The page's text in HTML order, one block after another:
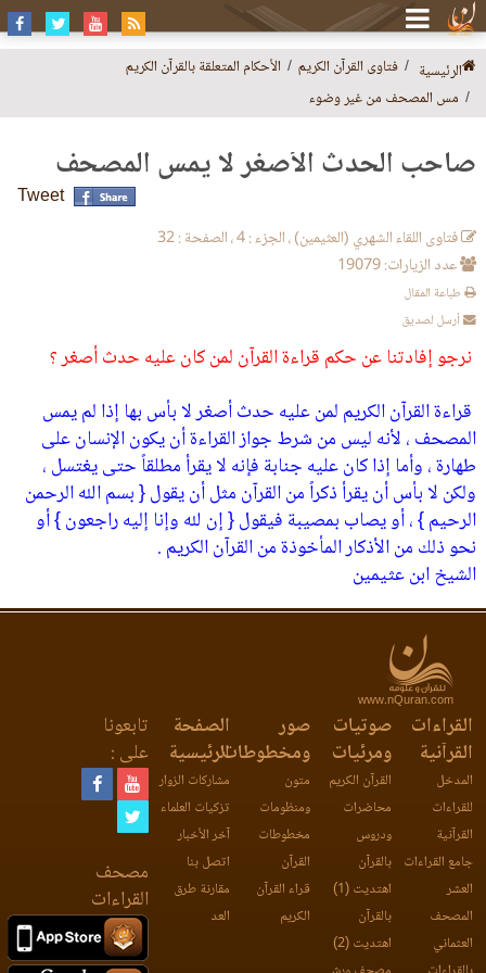
الرئيسية فتاوى القرآن الكريم
الأحكام المتعلقة بالقرآن الكريم
مس المصحف من غير وضوء
صاحب الحدث الأصغر لا يمس المصحف
Tweet
فتاوى اللقاء الشهري (العثيمين) ، الجزء : 4 ، الصفحة : 32
عدد الزيارات: 19079
طباعة المقال
أرسل لصديق
نرجو إفادتنا عن حكم قراءة القرآن لمن كان عليه حدث أصغر ؟
قراءة القرآن الكريم لمن عليه حدث أصغر لا بأس بها إذا لم يمس
المصحف ، لأنه ليس من شرط جواز القراءة أن يكون الإنسان على
طهارة ، وأما إذا كان عليه جنابة فإنه لا يقرأ مطلقاً حتى يغتسل ،
ولكن لا بأس أن يقرأ ذكراً من القرآن مثل أن يقول { بسم الله الرحمن
الرحيم } ، أو يصاب بمصيبة فيقول { إن لله وإنا إليه راجعون } أو
نحو ذلك من الأذكار المأخوذة من القرآن الكريم .
الشيخ ابن عثيمين
www.nQuran.com
القراءات
القرآنية
المدخل
للقراءات
القرآنية
جامع القراءات
العشر
المصحف
العثماني
صوتيات
ومرئيات
القرآن الكريم
محاضرات
ودروس
بالقرآن
اهتديت (1)
بالقرآن
اهتديت (2)
صور
ومخطوطات
متون
ومنظومات
مخطوطات
القرآن
قراء القرآن
الكريم
الصفحة
الرئيسية
مشاركات الزوار
تزكيات العلماء
آخر الأخبار
اتصل بنا
مقارنة طرق
العد
تابعونا
على :
مصحف
القراءات